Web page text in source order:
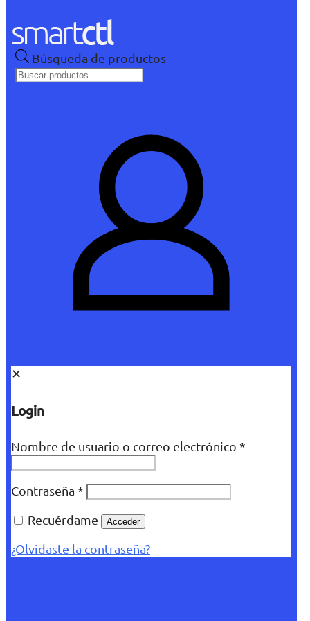
Búsqueda de productos
✕
Login
Nombre de usuario o correo electrónico *
Contraseña *
Recuérdame
Acceder
¿Olvidaste la contraseña?